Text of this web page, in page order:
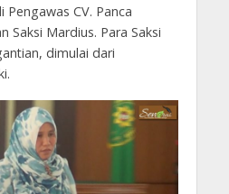
Pengawas CV. Panca
Saksi Mardius. Para Saksi
dimulai dari